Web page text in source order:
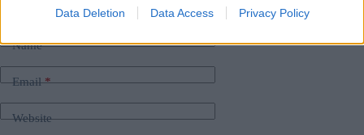
Data Deletion Data Access Privacy Policy
Name*
Email*
Website